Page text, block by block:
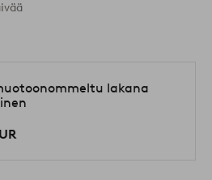
lakana